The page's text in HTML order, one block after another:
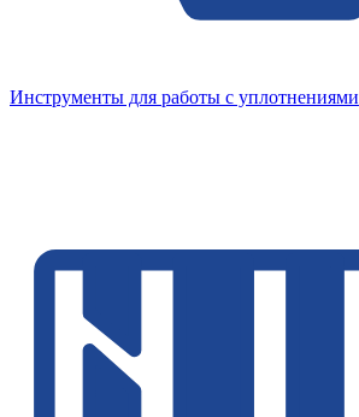
Инструменты для работы с уплотнениями